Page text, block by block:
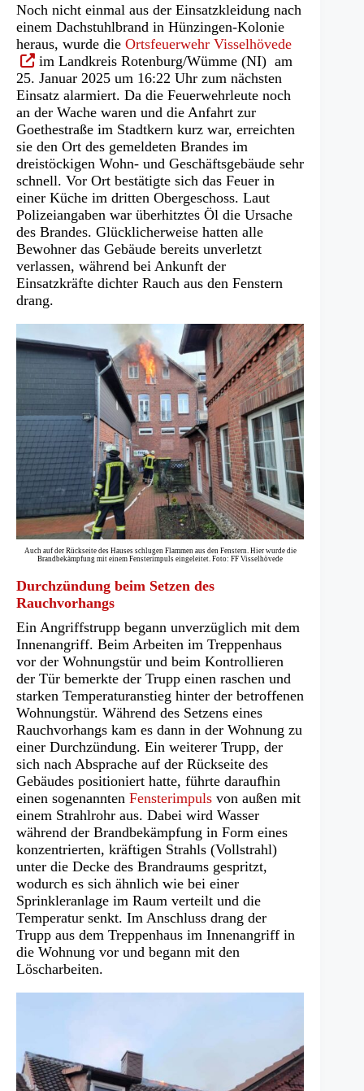
Noch nicht einmal aus der Einsatzkleidung nach
einem Dachstuhlbrand in Hünzingen-Kolonie
heraus, wurde die Ortsfeuerwehr Visselhövede(Öffnet
in
im Landkreis Rotenburg/Wümme (NI) am
25. Januar 2025 um 16:22 Uhr zum nächsten
Einsatz alarmiert. Da die Feuerwehrleute noch
an der Wache waren und die Anfahrt zur
Goethestraße im Stadtkern kurz war, erreichten
sie den Ort des gemeldeten Brandes im
dreistöckigen Wohn- und Geschäftsgebäude sehr
schnell. Vor Ort bestätigte sich das Feuer in
einer Küche im dritten Obergeschoss. Laut
Polizeiangaben war überhitztes Öl die Ursache
des Brandes. Glücklicherweise hatten alle
Bewohner das Gebäude bereits unverletzt
verlassen, während bei Ankunft der
Einsatzkräfte dichter Rauch aus den Fenstern
drang.
Auch auf der Rückseite des Hauses schlugen Flammen aus den Fenstern. Hier wurde die
Brandbekämpfung mit einem Fensterimpuls eingeleitet. Foto: FF Visselhövede
Durchzündung beim Setzen des
Rauchvorhangs
Ein Angriffstrupp begann unverzüglich mit dem
Innenangriff. Beim Arbeiten im Treppenhaus
vor der Wohnungstür und beim Kontrollieren
der Tür bemerkte der Trupp einen raschen und
starken Temperaturanstieg hinter der betroffenen
Wohnungstür. Während des Setzens eines
Rauchvorhangs kam es dann in der Wohnung zu
einer Durchzündung. Ein weiterer Trupp, der
sich nach Absprache auf der Rückseite des
Gebäudes positioniert hatte, führte daraufhin
einen sogenannten Fensterimpuls von außen mit
einem Strahlrohr aus. Dabei wird Wasser
während der Brandbekämpfung in Form eines
konzentrierten, kräftigen Strahls (Vollstrahl)
unter die Decke des Brandraums gespritzt,
wodurch es sich ähnlich wie bei einer
Sprinkleranlage im Raum verteilt und die
Temperatur senkt. Im Anschluss drang der
Trupp aus dem Treppenhaus im Innenangriff in
die Wohnung vor und begann mit den
Löscharbeiten.